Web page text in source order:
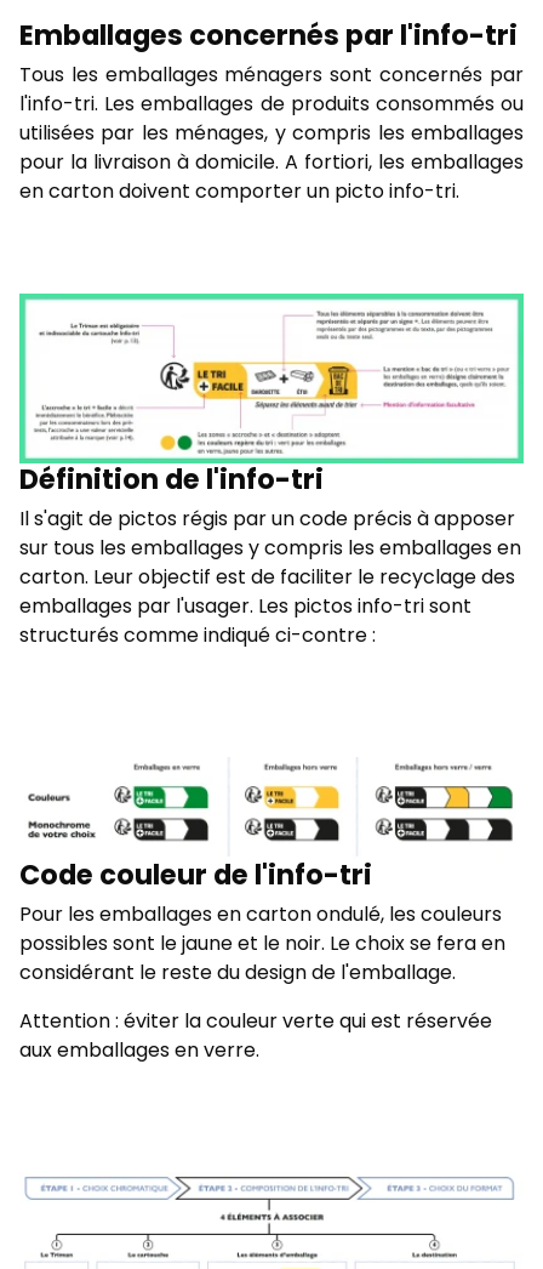
Emballages concernés par l'info-tri
Tous les emballages ménagers sont concernés par
l'info-tri. Les emballages de produits consommés ou
utilisées par les ménages, y compris les emballages
pour la livraison à domicile. A fortiori, les emballages
en carton doivent comporter un picto info-tri.
Définition de l'info-tri
Il s'agit de pictos régis par un code précis à apposer
sur tous les emballages y compris les emballages en
carton. Leur objectif est de faciliter le recyclage des
emballages par l'usager. Les pictos info-tri sont
structurés comme indiqué ci-contre :
Code couleur de l'info-tri
Pour les emballages en carton ondulé, les couleurs
possibles sont le jaune et le noir. Le choix se fera en
considérant le reste du design de l'emballage.
Attention : éviter la couleur verte qui est réservée
aux emballages en verre.